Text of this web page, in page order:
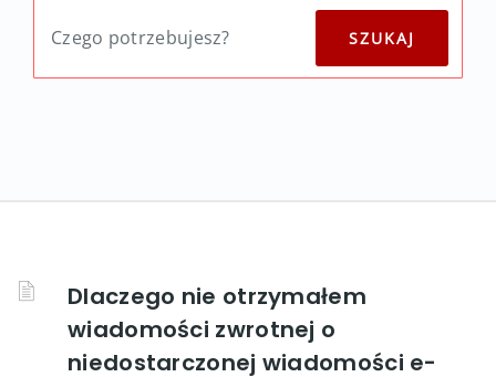
Dlaczego nie otrzymałem
wiadomości zwrotnej o
niedostarczonej wiadomości e-